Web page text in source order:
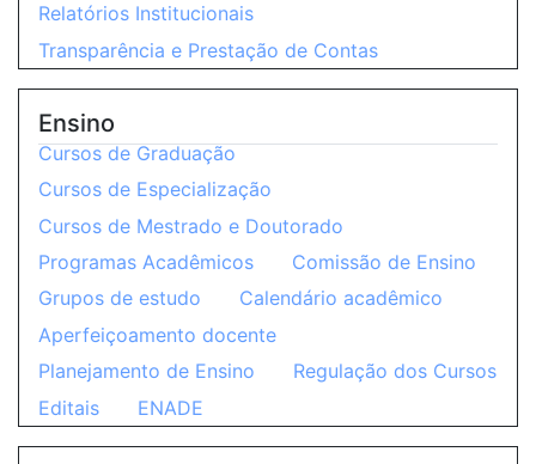
Relatórios Institucionais
Transparência e Prestação de Contas
Ensino
Cursos de Graduação
Cursos de Especialização
Cursos de Mestrado e Doutorado
Programas Acadêmicos
Comissão de Ensino
Grupos de estudo
Calendário acadêmico
Aperfeiçoamento docente
Planejamento de Ensino
Regulação dos Cursos
Editais
ENADE